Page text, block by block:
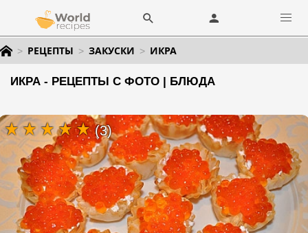
РЕЦЕПТЫ ЗАКУСКИ ИКРА
ИКРА - РЕЦЕПТЫ С ФОТО | БЛЮДА
(3)